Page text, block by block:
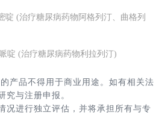
啶 (治疗糖尿病药物阿格列汀、曲格列
啶 (治疗糖尿病药物利拉列汀)
产品不得用于商业用途。如有相关法
究与注册申报。
况进行独立评估，并将承担所有与专